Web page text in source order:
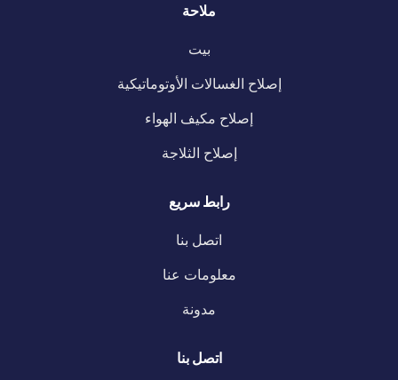
ملاحة
بيت
إصلاح الغسالات الأوتوماتيكية
إصلاح مكيف الهواء
إصلاح الثلاجة
رابط سريع
اتصل بنا
معلومات عنا
مدونة
اتصل بنا